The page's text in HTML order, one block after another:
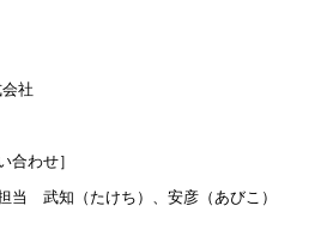
社
合わせ］
当 武知（たけち）、安彦（あびこ）